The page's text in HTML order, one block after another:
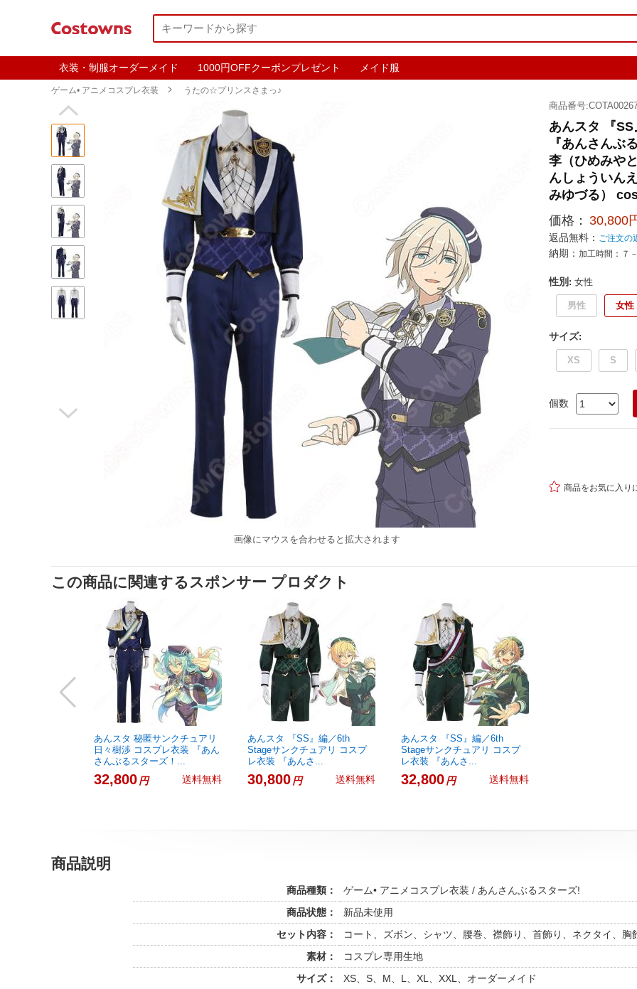
衣装・制服オーダーメイド 1000円OFFクーポンプレゼント メイド服
ゲーム• アニメコスプレ衣装  うたの☆プリンスさまっ♪


画像にマウスを合わせると拡大されます
商品番号
あんスタ 『
『あんさんぶ
李（ひめみや
んしょういん
みゆづる）
価格： 30,800
返品無料： ご注文の
納期： 加工時間：７
性別 : 女性
男性 女性
サイズ:
XS S
個数
 商品をお気に入り
この商品に関連するスポンサー プロダクト
あんスタ 秘匿サンクチュアリ
日々樹渉 コスプレ衣装 『あん
さんぶるスターズ！...
32,800円 送料無料
あんスタ 『SS』編／6th
Stageサンクチュアリ コスプ
レ衣装 『あんさ...
30,800円 送料無料
あんスタ 『SS』編／6th
Stageサンクチュアリ コスプ
レ衣装 『あんさ...
32,800円 送料無料
商品説明
商品種類：
ゲーム• アニメコスプレ衣装 / あんさんぶるスターズ!
商品状態：
新品未使用
セット内容：
コート、ズボン、シャツ、腰巻、襟飾り、首飾り、ネクタイ、胸
素材：
コスプレ専用生地
サイズ：
XS、S、M、L、XL、XXL、オーダーメイド